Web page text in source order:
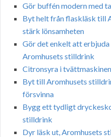
Gör buffén modern med
Byt helt från flaskläsk till
stärk lönsamheten
Gör det enkelt att
Aromhusets stilldrink
Citronsyra i
Byt till Aromhusets
försvinna
Bygg ett tydligt
stilldrink
Dyr läsk ut, Aromhusets